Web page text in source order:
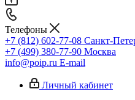
Телефоны
+7 (812) 602-77-08 Санкт-
+7 (499) 380-77-90 Москва
info@poip.ru E-mail
Личный кабинет